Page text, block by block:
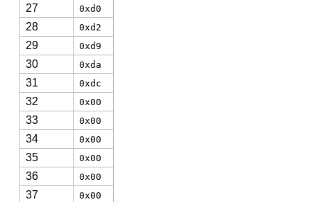
27 0xd0
28 0xd2
29 0xd9
30 0xda
31 0xdc
32 0x00
33 0x00
34 0x00
35 0x00
36 0x00
37 0x00